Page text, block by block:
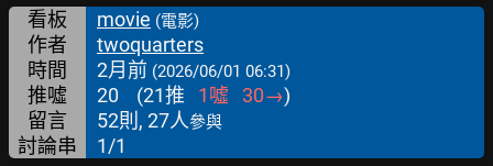
看板 movie (電影)
作者
twoquarters
時間
2月前 (2026/06/01 06:31)
推噓 20 (21推 1噓 30→)
留言
52則, 27人參與
討論串 1/1